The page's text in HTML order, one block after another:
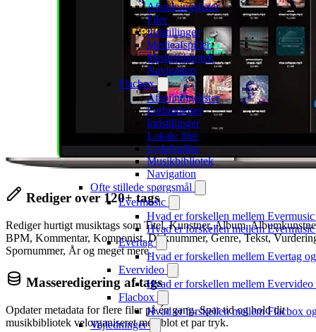
Afspilningslister
Filer
Indstillinger
Medieafspiller
Mediebibliotek
Navigation
Flacbox
Afspilningslister
Forbindelser
Indstillinger
Lokale filer
Lydafspiller
Musikbibliotek
Navigation
Ofte stillede spørgsmål
Evermusic
Hvad er forskellen mellem
Hvad er forskellen mellem
Evertag
Hvad er forskellen mellem Evertag
Evervideo
Hvad er forskellen mellem
Flacbox
Hvad er forskellen mellem Flacbox
Vejledninger
Rediger over 120+ tags
Rediger hurtigt musiktags som Titel, Kunstner, Album,
BPM, Kommentar, Komponist, Disknummer, Genre, Tekst,
Spornummer, År og meget mere.
Masseredigering af tags
Opdater metadata for flere filer på én gang. Spar tid og hold dit
musikbibliotek velorganiseret med blot et par tryk.